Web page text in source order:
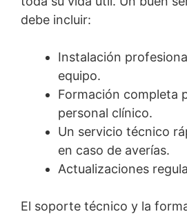
debe incluir:
Instalación
equipo.
Formación completa
personal clínico.
Un servicio técnico
en caso de averías.
Actualizaciones
El soporte técnico y la